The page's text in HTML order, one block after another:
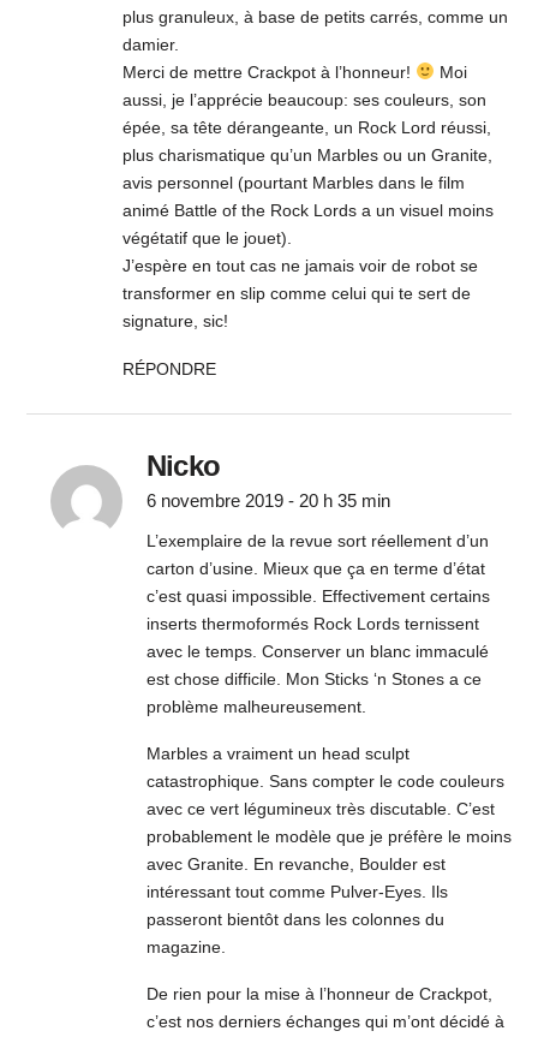
plus granuleux, à base de petits carrés, comme un
damier.
Merci de mettre Crackpot à l’honneur!
Moi
aussi, je l’apprécie beaucoup: ses couleurs, son
épée, sa tête dérangeante, un Rock Lord réussi,
plus charismatique qu’un Marbles ou un Granite,
avis personnel (pourtant Marbles dans le film
animé Battle of the Rock Lords a un visuel moins
végétatif que le jouet).
J’espère en tout cas ne jamais voir de robot se
transformer en slip comme celui qui te sert de
signature, sic!
RÉPONDRE
Nicko
6 novembre 2019 - 20 h 35 min
L’exemplaire de la revue sort réellement d’un
carton d’usine. Mieux que ça en terme d’état
c’est quasi impossible. Effectivement certains
inserts thermoformés Rock Lords ternissent
avec le temps. Conserver un blanc immaculé
est chose difficile. Mon Sticks ‘n Stones a ce
problème malheureusement.
Marbles a vraiment un head sculpt
catastrophique. Sans compter le code couleurs
avec ce vert légumineux très discutable. C’est
probablement le modèle que je préfère le moins
avec Granite. En revanche, Boulder est
intéressant tout comme Pulver-Eyes. Ils
passeront bientôt dans les colonnes du
magazine.
De rien pour la mise à l’honneur de Crackpot,
c’est nos derniers échanges qui m’ont décidé à